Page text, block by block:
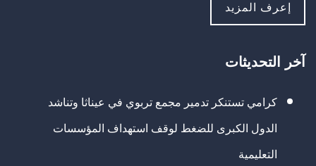
إعرف المزيد
آخر التحديثات
كرامي تستنكر تدمير مجمع تربوي في عيناثا وتناشد
الدول الكبرى للضغط لوقف استهداف المؤسسات
التعليمية